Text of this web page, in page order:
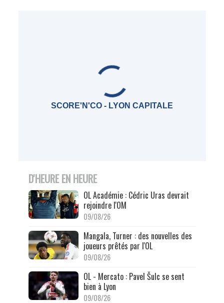
SCORE'N'CO - LYON CAPITALE
D'HEURE EN HEURE
OL Académie : Cédric Uras devrait
rejoindre l'OM
09/08/26
Mangala, Turner : des nouvelles des
joueurs prêtés par l'OL
09/08/26
OL - Mercato : Pavel Šulc se sent
bien à Lyon
09/08/26